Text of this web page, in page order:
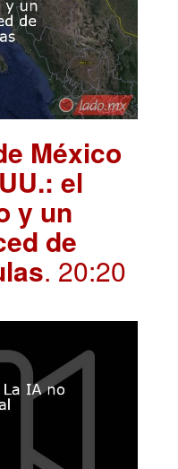
México
el
y un
de
. 20:20